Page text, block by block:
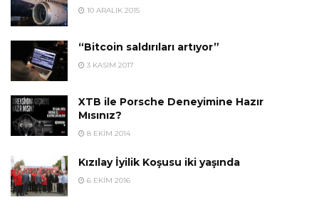
10 ARALIK 2015
“Bitcoin saldırıları artıyor”
3 KASIM 2017
XTB ile Porsche Deneyimine Hazır
Mısınız?
8 EKIM 2014
Kızılay İyilik Koşusu iki yaşında
6 EKIM 2016